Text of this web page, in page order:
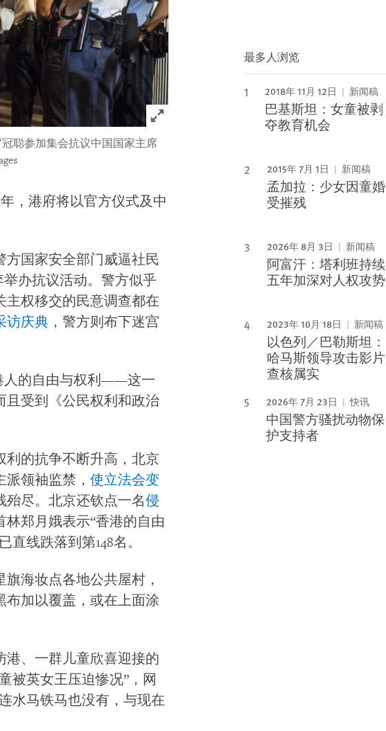
Click to expand Image
聪参加集会抗议中国国家主席
，港府将以官方仪式及中
国家安全部门威逼社民
办抗议活动。警方似乎
主权移交的民意调查都在
访庆典 ，警方则布下迷宫
人的自由与权利——这一
且受到《公民权利和政治
利的抗争不断升高，北京
领袖监禁， 使立法会变
殆尽。北京还钦点一名侵
郑月娥表示“香港的自由
线跌落到第148名。
海妆点各地公共屋村，
布加以覆盖，或在上面涂
港、一群儿童欣喜迎接的
被英女王压迫惨况”，网
水马铁马也没有，与现在
最多人浏览
2018年 11月 12日 新闻稿
巴基斯坦：女童被剥
夺教育机会
2015年 7月 1日 新闻稿
孟加拉：少女因童婚
受摧残
2026年 8月 3日 新闻稿
阿富汗：塔利班持续
五年加深对人权攻势
2023年 10月 18日 新闻稿
以色列／巴勒斯坦：
哈马斯领导攻击影片
查核属实
2026年 7月 23日 快讯
中国警方骚扰动物保
护支持者